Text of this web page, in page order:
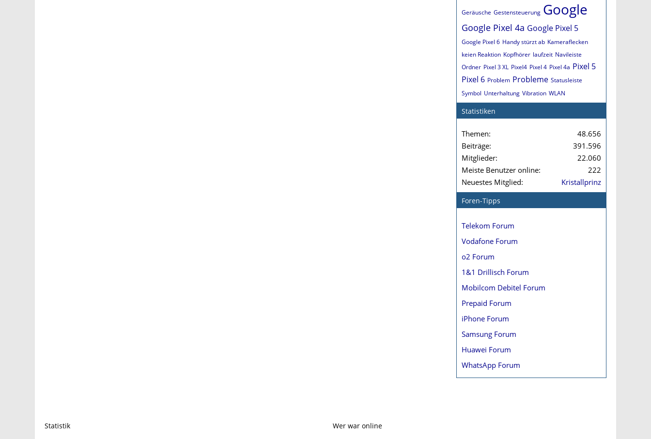
Geräusche Gestensteuerung Google
Google Pixel 4a Google Pixel 5
Google Pixel 6 Handy stürzt ab Kameraflecken
keien Reaktion Kopfhörer laufzeit Navileiste
Ordner Pixel 3 XL Pixel4 Pixel 4 Pixel 4a Pixel 5
Pixel 6 Problem Probleme Statusleiste
Symbol Unterhaltung Vibration WLAN
Statistiken
Themen
48.656
Beiträge
391.596
Mitglieder
22.060
Meiste Benutzer online
222
Neuestes Mitglied
Kristallprinz
Foren-Tipps
Telekom Forum
Vodafone Forum
o2 Forum
1&1 Drillisch Forum
Mobilcom Debitel Forum
Prepaid Forum
iPhone Forum
Samsung Forum
Huawei Forum
WhatsApp Forum
Statistik Wer war online